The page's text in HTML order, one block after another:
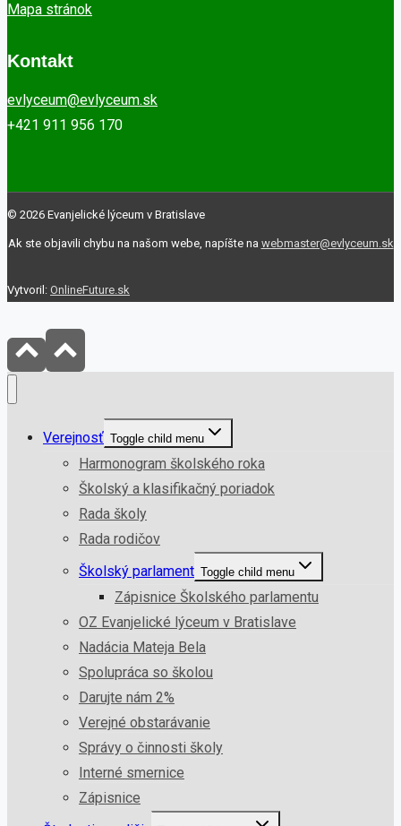
Mapa stránok
Kontakt
evlyceum@evlyceum.sk
+421 911 956 170
© 2026 Evanjelické lýceum v Bratislave
Ak ste objavili chybu na našom webe, napíšte na webmaster@evlyceum.sk
Vytvoril: OnlineFuture.sk
Verejnosť Toggle child menu
Harmonogram školského roka
Školský a klasifikačný poriadok
Rada školy
Rada rodičov
Školský parlament Toggle child menu
Zápisnice Školského parlamentu
OZ Evanjelické lýceum v Bratislave
Nadácia Mateja Bela
Spolupráca so školou
Darujte nám 2%
Verejné obstarávanie
Správy o činnosti školy
Interné smernice
Zápisnice